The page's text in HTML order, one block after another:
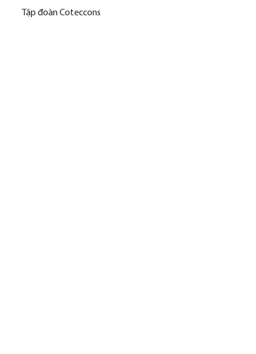
Tập đoàn Coteccons